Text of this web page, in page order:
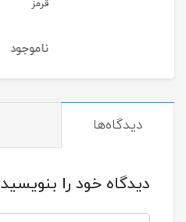
دیدگاه‌ها
دیدگاه خود را بنویسید